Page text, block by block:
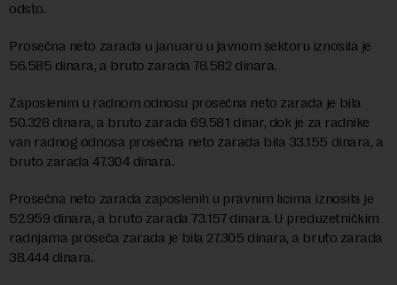
odsto.
Prosečna neto zarada u januaru u javnom sektoru iznosila je
56.585 dinara, a bruto zarada 78.582 dinara.
Zaposlenim u radnom odnosu prosečna neto zarada je bila
50.328 dinara, a bruto zarada 69.581 dinar, dok je za radnike
van radnog odnosa prosečna neto zarada bila 33.155 dinara, a
bruto zarada 47.304 dinara.
Prosečna neto zarada zaposlenih u pravnim licima iznosila je
52.959 dinara, a bruto zarada 73.157 dinara. U preduzetničkim
radnjama proseča zarada je bila 27.305 dinara, a bruto zarada
38.444 dinara.